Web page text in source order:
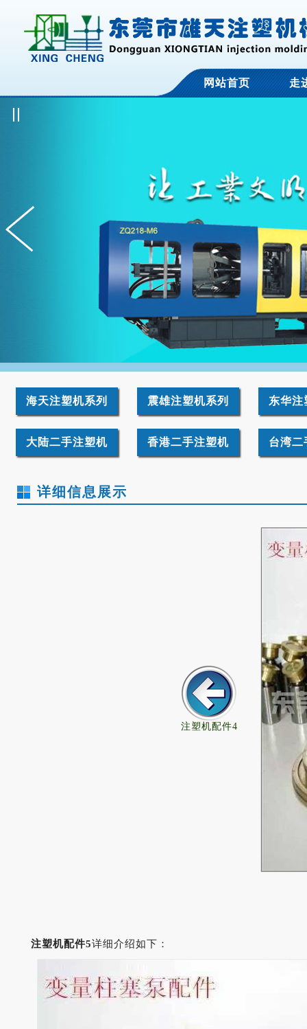
网站首页 走
海天注塑机系列 震雄注塑机系列 东华注
大陆二手注塑机 香港二手注塑机 台湾二
详细信息展示
注塑机配件4
注塑机配件5详细介绍如下：